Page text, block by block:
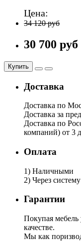
Цена:
34 120 руб
30 700 руб
Купить
Доставка
Доставка по
Доставка за
Доставка по
компаний) от 3
Оплата
1) Наличными
2) Через
Гарантии
Покупая
качестве.
Мы как